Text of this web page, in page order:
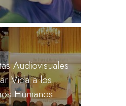
Audiovisuales
Vida a los
Humanos